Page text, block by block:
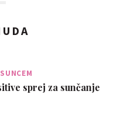
sprej za sunčanje